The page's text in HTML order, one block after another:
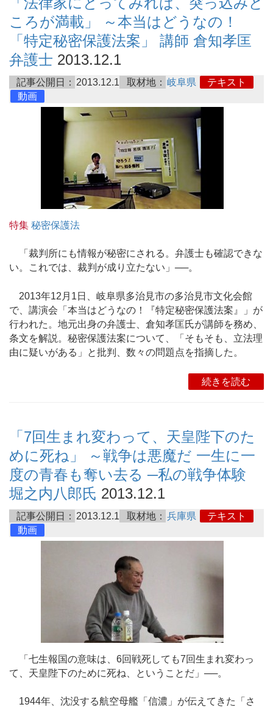
ころが満載」 ～本当はどうなの！
「特定秘密保護法案」 講師 倉知孝匡
弁護士 2013.12.1
記事公開日： 2013.12.1 取材地： 岐阜県
テキスト
動画
特集 秘密保護法
「裁判所にも情報が秘密にされる。弁護士も確認できな
い。これでは、裁判が成り立たない」──。
2013年12月1日、岐阜県多治見市の多治見市文化会館
で、講演会「本当はどうなの！『特定秘密保護法案』」が
行われた。地元出身の弁護士、倉知孝匡氏が講師を務め、
条文を解説。秘密保護法案について、「そもそも、立法理
由に疑いがある」と批判、数々の問題点を指摘した。
続きを読む
「7回生まれ変わって、天皇陛下のた
めに死ね」 ～戦争は悪魔だ 一生に一
度の青春も奪い去る ─私の戦争体験
堀之内八郎氏 2013.12.1
記事公開日： 2013.12.1 取材地： 兵庫県
テキスト
動画
「七生報国の意味は、6回戦死しても7回生まれ変わっ
て、天皇陛下のために死ね、ということだ」──。
1944年、沈没する航空母艦「信濃」が伝えてきた「さ